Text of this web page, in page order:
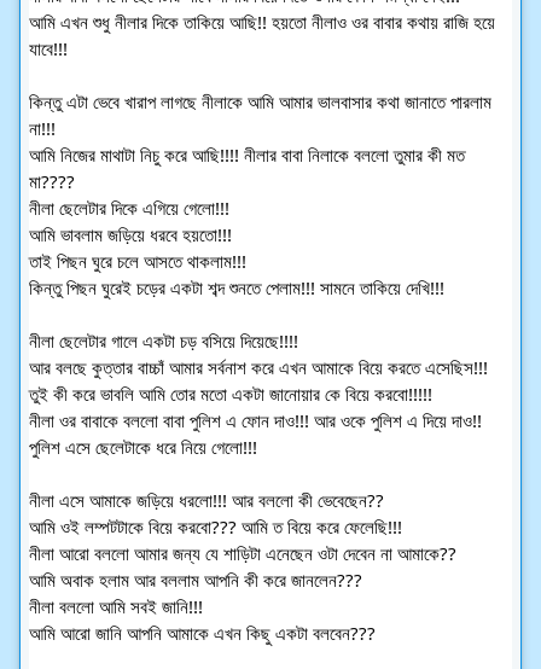
আমি এখন শুধু নীলার দিকে তাকিয়ে আছি!! হয়তো নীলাও ওর বাবার কথায় রাজি হয়ে
যাবে!!!
কিন্তু এটা ভেবে খারাপ লাগছে নীলাকে আমি আমার ভালবাসার কথা জানাতে পারলাম
না!!!
আমি নিজের মাথাটা নিচু করে আছি!!!! নীলার বাবা নিলাকে বললো তুমার কী মত
মা????
নীলা ছেলেটার দিকে এগিয়ে গেলো!!!
আমি ভাবলাম জড়িয়ে ধরবে হয়তো!!!
তাই পিছন ঘুরে চলে আসতে থাকলাম!!!
কিন্তু পিছন ঘুরেই চড়ের একটা শব্দ শুনতে পেলাম!!! সামনে তাকিয়ে দেখি!!!
নীলা ছেলেটার গালে একটা চড় বসিয়ে দিয়েছে!!!!
আর বলছে কুত্তার বাচ্চাঁ আমার সর্বনাশ করে এখন আমাকে বিয়ে করতে এসেছিস!!!
তুই কী করে ভাবলি আমি তোর মতো একটা জানোয়ার কে বিয়ে করবো!!!!!
নীলা ওর বাবাকে বললো বাবা পুলিশ এ ফোন দাও!!! আর ওকে পুলিশ এ দিয়ে দাও!!
পুলিশ এসে ছেলেটাকে ধরে নিয়ে গেলো!!!
নীলা এসে আমাকে জড়িয়ে ধরলো!!! আর বললো কী ভেবেছেন??
আমি ওই লম্পটটাকে বিয়ে করবো??? আমি ত বিয়ে করে ফেলেছি!!!
নীলা আরো বললো আমার জন্য যে শাড়িটা এনেছেন ওটা দেবেন না আমাকে??
আমি অবাক হলাম আর বললাম আপনি কী করে জানলেন???
নীলা বললো আমি সবই জানি!!!
আমি আরো জানি আপনি আমাকে এখন কিছু একটা বলবেন???